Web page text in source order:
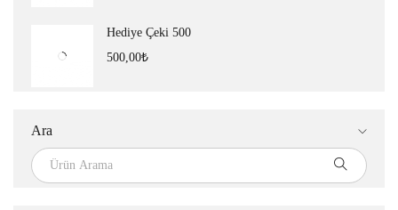
Hediye Çeki 500
500,00₺
Ara